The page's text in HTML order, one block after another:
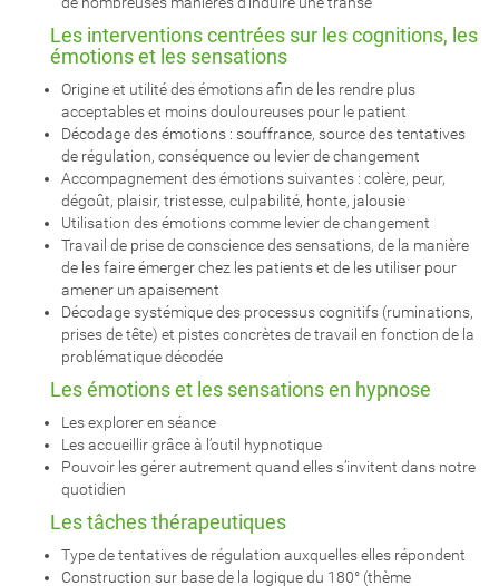
Les interventions centrées sur les cognitions, les
émotions et les sensations
Origine et utilité des émotions afin de les rendre plus
acceptables et moins douloureuses pour le patient
Décodage des émotions : souffrance, source des tentatives
de régulation, conséquence ou levier de changement
Accompagnement des émotions suivantes : colère, peur,
dégoût, plaisir, tristesse, culpabilité, honte, jalousie
Utilisation des émotions comme levier de changement
Travail de prise de conscience des sensations, de la manière
de les faire émerger chez les patients et de les utiliser pour
amener un apaisement
Décodage systémique des processus cognitifs (ruminations,
prises de tête) et pistes concrètes de travail en fonction de la
problématique décodée
Les émotions et les sensations en hypnose
Les explorer en séance
Les accueillir grâce à l’outil hypnotique
Pouvoir les gérer autrement quand elles s’invitent dans notre
quotidien
Les tâches thérapeutiques
Type de tentatives de régulation auxquelles elles répondent
Construction sur base de la logique du 180° (thème